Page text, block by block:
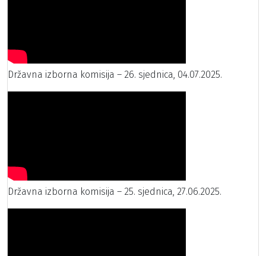
Državna izborna komisija – 26. sjednica, 04.07.2025.
Državna izborna komisija – 25. sjednica, 27.06.2025.